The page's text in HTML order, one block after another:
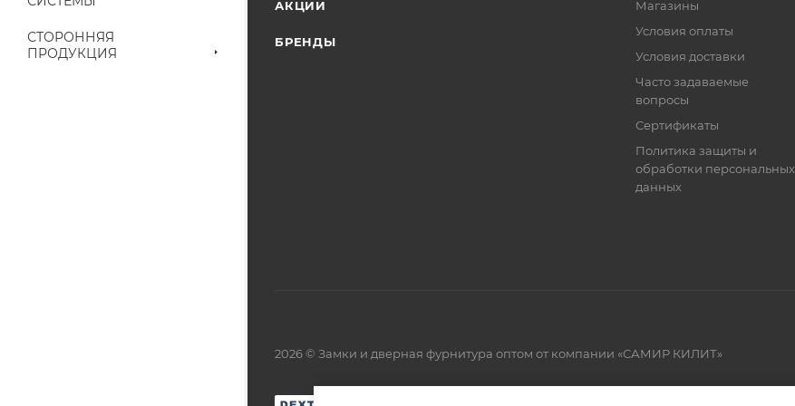
СТОРОННЯЯ
ПРОДУКЦИЯ
АКЦИИ
БРЕНДЫ
Магазины
Условия оплаты
Условия доставки
Часто задаваемые
вопросы
Сертификаты
Политика защиты и
обработки персональных
данных
2026 © Замки и дверная фурнитура оптом от компании «САМИР КИЛИТ»